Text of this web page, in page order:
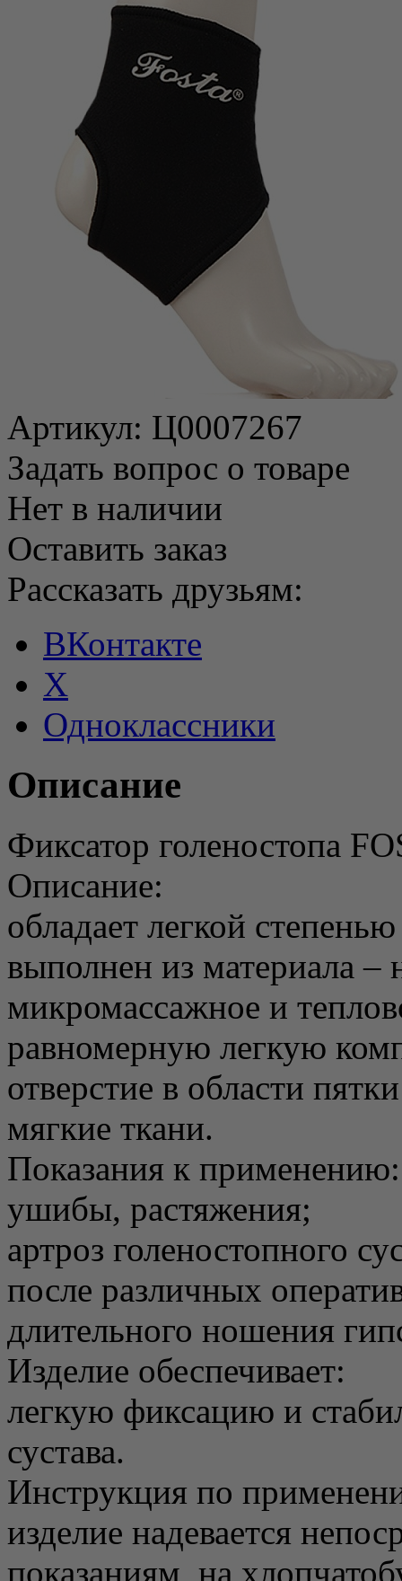
Артикул: Ц0007267
Задать вопрос о товаре
Нет в наличии
Оставить заказ
Рассказать друзьям:
ВКонтакте
X
Одноклассники
Описание
Фиксатор голеностопа
Описание:
обладает легкой
выполнен из материала –
микромассажное и
равномерную легкую
отверстие в области
мягкие ткани.
Показания к применению:
ушибы, растяжения;
артроз голеностопного
после различных
длительного ношения
Изделие обеспечивает:
легкую фиксацию и
сустава.
Инструкция по
изделие надевается
показаниям, на